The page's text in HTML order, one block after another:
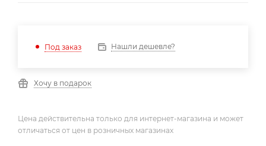
Под заказ Нашли дешевле?
Хочу в подарок
Цена действительна только для интернет-магазина и может
отличаться от цен в розничных магазинах